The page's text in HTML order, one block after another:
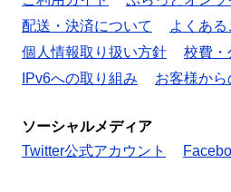
配送・決済について
よくある
個人情報取り扱い方針
校費・
IPv6への取り組み
お客様から
ソーシャルメディア
Twitter公式アカウント